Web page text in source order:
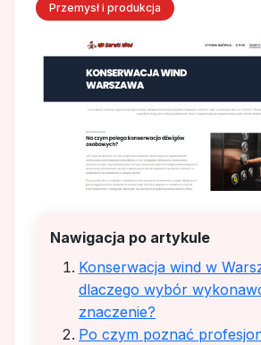
Przemysł i produkcja
Nawigacja po artykule
Konserwacja wind w
dlaczego wybór
znaczenie?
Po czym poznać